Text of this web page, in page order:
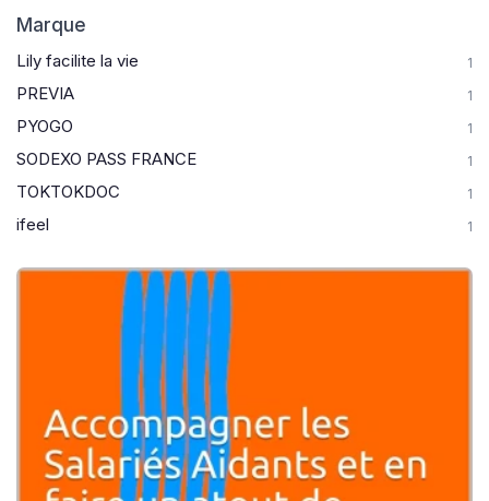
Marque
Lily facilite la vie 1
PREVIA 1
PYOGO 1
SODEXO PASS FRANCE 1
TOKTOKDOC 1
ifeel 1